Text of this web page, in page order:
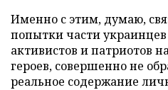
Именно с этим, думаю,
попытки части
активистов и патриотов
героев, совершенно не
реальное содержание